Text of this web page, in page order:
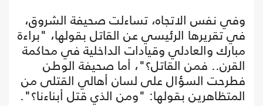
وفي نفس الاتجاه، تساءلت صحيفة الشروق،
في تقريرها الرئيسي عن القاتل بقولها، "براءة
مبارك والعادلي وقيادات الداخلية في محاكمة
القرن.. فمن القاتل؟"، أما صحيفة الوطن
فطرحت السؤال على لسان أهالي القتلى من
المتظاهرين بقولها: "ومن الذي قتل أبناءنا؟".